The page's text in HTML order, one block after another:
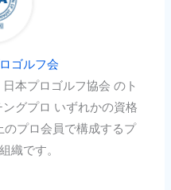
ゴルフ会
本プロゴルフ協会 のト
グプロ いずれかの資格
のプロ会員で構成するプ
織です。